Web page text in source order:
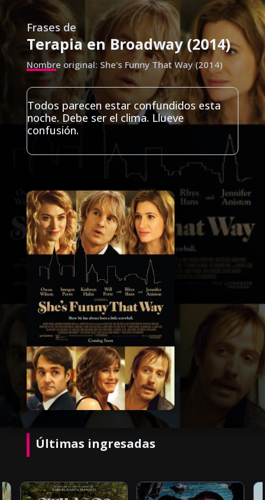
Frases de
Terapia en Broadway (2014)
Nombre original: She's Funny That Way (2014)
Todos parecen estar confundidos esta
noche. Debe ser el clima. Llueve
confusión.
Últimas ingresadas